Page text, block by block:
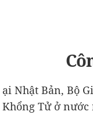
ại Nhật Bản, Bộ
Khổng Tử ở nước